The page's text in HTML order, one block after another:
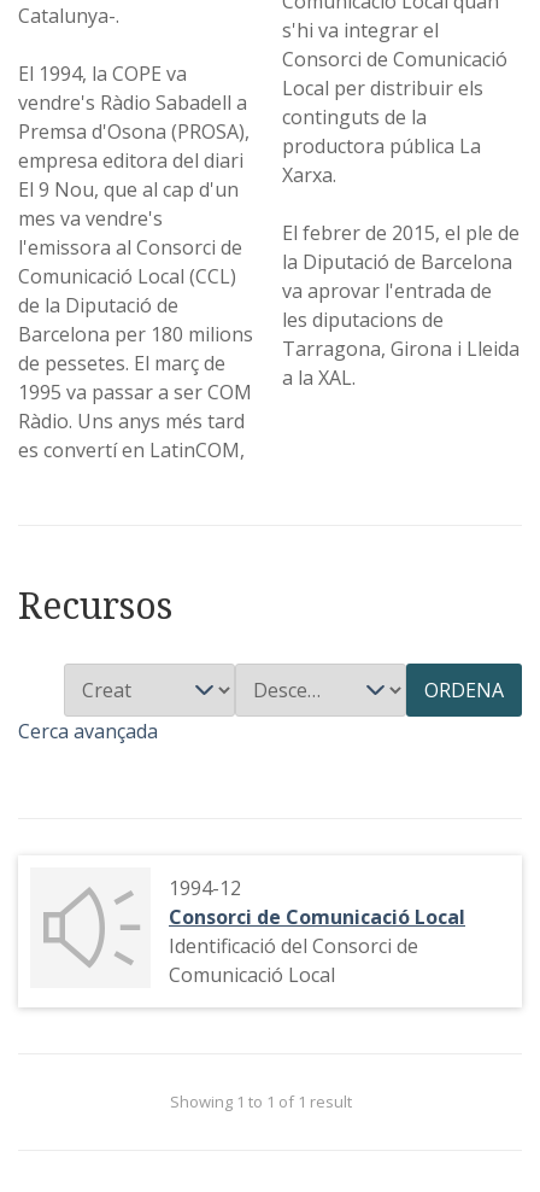
Catalunya-.
El 1994, la COPE va
vendre's Ràdio Sabadell a
Premsa d'Osona (PROSA),
empresa editora del diari
El 9 Nou, que al cap d'un
mes va vendre's
l'emissora al Consorci de
Comunicació Local (CCL)
de la Diputació de
Barcelona per 180 milions
de pessetes. El març de
1995 va passar a ser COM
Ràdio. Uns anys més tard
es convertí en LatinCOM,
s'hi va integrar el
Consorci de Comunicació
Local per distribuir els
continguts de la
productora pública La
Xarxa.
El febrer de 2015, el ple de
la Diputació de Barcelona
va aprovar l'entrada de
les diputacions de
Tarragona, Girona i Lleida
a la XAL.
Recursos
ORDENA
Cerca avançada
1994-12
Consorci de Comunicació Local
Identificació del Consorci de
Comunicació Local
Showing 1 to 1 of 1 result